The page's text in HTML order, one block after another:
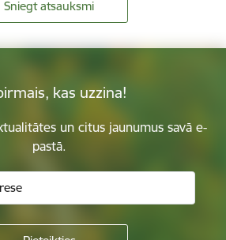
Sniegt atsauksmi
kas uzzina!
un citus jaunumus savā e-
pastā.